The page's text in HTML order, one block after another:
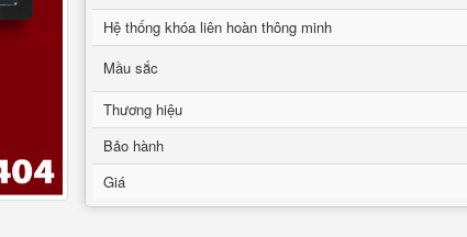
Hệ thống khóa liên hoàn thông minh
Mầu sắc
Thương hiệu
Bảo hành
Giá